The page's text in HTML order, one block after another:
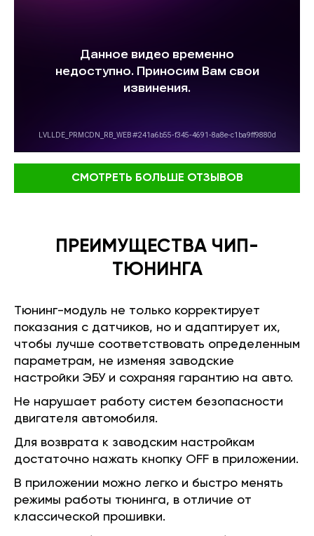
СМОТРЕТЬ БОЛЬШЕ ОТЗЫВОВ
ПРЕИМУЩЕСТВА ЧИП-
ТЮНИНГА
Тюнинг-модуль не только корректирует
показания с датчиков, но и адаптирует их,
чтобы лучше соответствовать определенным
параметрам, не изменяя заводские
настройки ЭБУ и сохраняя гарантию на авто.
Не нарушает работу систем безопасности
двигателя автомобиля.
Для возврата к заводским настройкам
достаточно нажать кнопку OFF в приложении.
В приложении можно легко и быстро менять
режимы работы тюнинга, в отличие от
классической прошивки.